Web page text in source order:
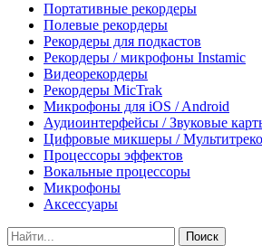
Портативные рекордеры
Полевые рекордеры
Рекордеры для подкастов
Рекордеры / микрофоны Instamic
Видеорекордеры
Рекордеры MicTrak
Микрофоны для iOS / Android
Аудиоинтерфейсы / Звуковые
Цифровые микшеры /
Процессоры эффектов
Вокальные процессоры
Микрофоны
Аксессуары
Поиск